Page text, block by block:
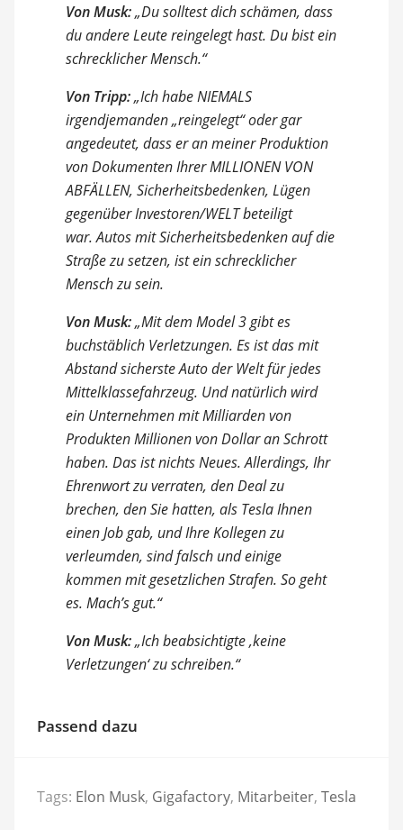
Von Musk:„Du solltest dich schämen, dass
du andere Leute reingelegt hast. Du bist ein
schrecklicher Mensch.“
Von Tripp:„Ich habe NIEMALS
irgendjemanden „reingelegt“ oder gar
angedeutet, dass er an meiner Produktion
von Dokumenten Ihrer MILLIONEN VON
ABFÄLLEN, Sicherheitsbedenken, Lügen
gegenüber Investoren/WELT beteiligt
war. Autos mit Sicherheitsbedenken auf die
Straße zu setzen, ist ein schrecklicher
Mensch zu sein.
Von Musk:„Mit dem Model 3 gibt es
buchstäblich Verletzungen. Es ist das mit
Abstand sicherste Auto der Welt für jedes
Mittelklassefahrzeug. Und natürlich wird
ein Unternehmen mit Milliarden von
Produkten Millionen von Dollar an Schrott
haben. Das ist nichts Neues. Allerdings, Ihr
Ehrenwort zu verraten, den Deal zu
brechen, den Sie hatten, als Tesla Ihnen
einen Job gab, und Ihre Kollegen zu
verleumden, sind falsch und einige
kommen mit gesetzlichen Strafen. So geht
es. Mach’s gut.“
Von Musk:„Ich beabsichtigte ‚keine
Verletzungen‘ zu schreiben.“
Passend dazu
Tags: Elon Musk, Gigafactory, Mitarbeiter, Tesla